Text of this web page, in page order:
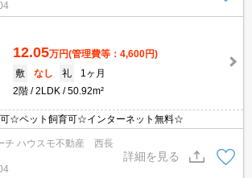
12.05万円(管理費等：4,600円)
敷
なし 礼
1ヶ月
2階
2LDK 50.92m²
☆ペット飼育可☆インターネット無料☆
チ ハウスモ不動産 西長
詳細を見る